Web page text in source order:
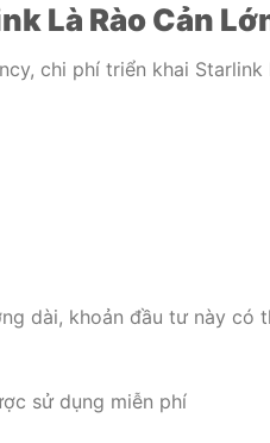
Là Rào Cản
chi phí triển khai
dài, khoản đầu tư này có
sử dụng miễn phí